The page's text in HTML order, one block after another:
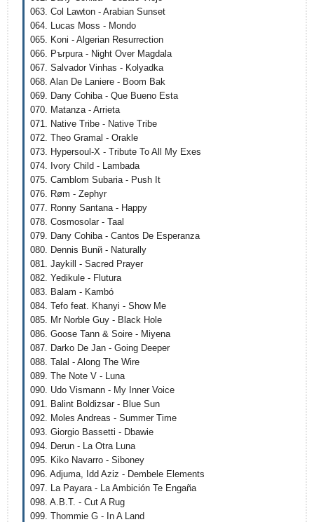
063. Col Lawton - Arabian Sunset
064. Lucas Moss - Mondo
065. Koni - Algerian Resurrection
066. Pъrpura - Night Over Magdala
067. Salvador Vinhas - Kolyadka
068. Alan De Laniere - Boom Bak
069. Dany Cohiba - Que Bueno Esta
070. Matanza - Arrieta
071. Native Tribe - Native Tribe
072. Theo Gramal - Orakle
073. Hypersoul-X - Tribute To All My Exes
074. Ivory Child - Lambada
075. Camblom Subaria - Push It
076. Røm - Zephyr
077. Ronny Santana - Happy
078. Cosmosolar - Taal
079. Dany Cohiba - Cantos De Esperanza
080. Dennis Bunй - Naturally
081. Jaykill - Sacred Prayer
082. Yedikule - Flutura
083. Balam - Kambó
084. Tefo feat. Khanyi - Show Me
085. Mr Norble Guy - Black Hole
086. Goose Tann & Soire - Miyena
087. Darko De Jan - Going Deeper
088. Talal - Along The Wire
089. The Note V - Luna
090. Udo Vismann - My Inner Voice
091. Balint Boldizsar - Blue Sun
092. Moles Andreas - Summer Time
093. Giorgio Bassetti - Dbawie
094. Derun - La Otra Luna
095. Kiko Navarro - Siboney
096. Adjuma, Idd Aziz - Dembele Elements
097. La Payara - La Ambición Te Engaña
098. A.B.T. - Cut A Rug
099. Thommie G - In A Land